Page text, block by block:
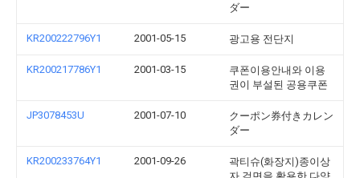
ダー
KR200222796Y1 2001-05-15 광고용 전단지
KR200217786Y1 2001-03-15
쿠폰이용안내와 이용
권이 부설된 공용쿠폰
JP3078453U 2001-07-10
クーポン券付きカレン
ダー
KR200233764Y1 2001-09-26
곽티슈(화장지)종이상